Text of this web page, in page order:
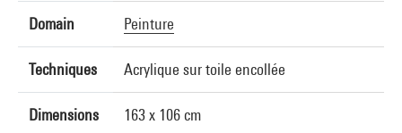
Domain Peinture
Techniques Acrylique sur toile encollée
Dimensions 163 x 106 cm